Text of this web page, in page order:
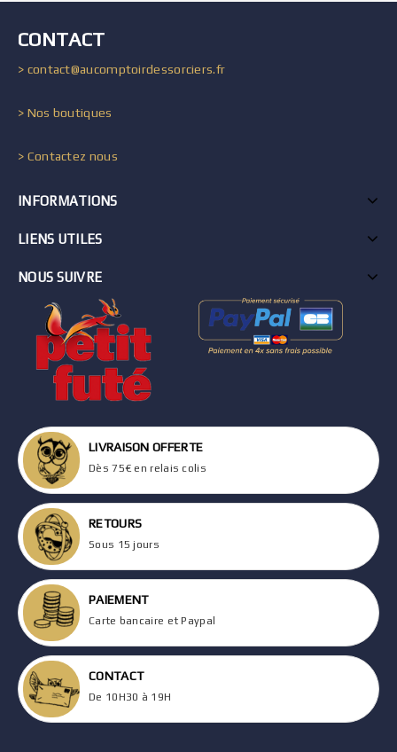
CONTACT
> contact@aucomptoirdessorciers.fr
> Nos boutiques
> Contactez nous
INFORMATIONS
LIENS UTILES
NOUS SUIVRE
LIVRAISON OFFERTE
Dès 75€ en relais colis
RETOURS
Sous 15 jours
PAIEMENT
Carte bancaire et Paypal
CONTACT
De 10H30 à 19H